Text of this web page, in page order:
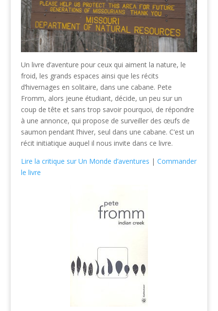
Un livre d’aventure pour ceux qui aiment la nature, le
froid, les grands espaces ainsi que les récits
d’hivernages en solitaire, dans une cabane. Pete
Fromm, alors jeune étudiant, décide, un peu sur un
coup de tête et sans trop savoir pourquoi, de répondre
à une annonce, qui propose de surveiller des œufs de
saumon pendant l’hiver, seul dans une cabane. C’est un
récit initiatique auquel il nous invite dans ce livre.
Lire la critique sur Un Monde d’aventures | Commander
le livre